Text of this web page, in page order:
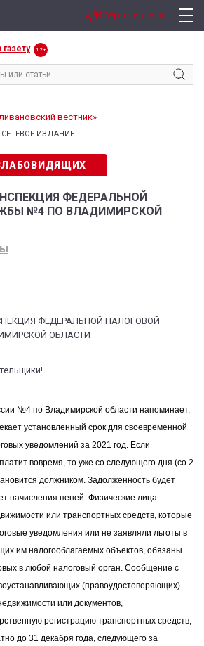
12+
СЕТЕВОЕ ИЗДАНИЕ
Обратная связь
ФЕДЕРАЛЬНОЙ
№4 ПО ВЛАДИМИРСКОЙ
№4 по Владимирской области напоминает,
установленный срок для своевременной
уведомлений за 2021 год. Если
вовремя, то уже со следующего дня (со 2
должником. Задолженность будет
начисления пеней. Физические лица –
или транспортных средств, которые
уведомления или не заявляли льготы в
им налогооблагаемых объектов, обязаны
в любой налоговый орган. Сообщение с
(правоудостоверяющих)
или документов,
регистрацию транспортных средств,
до 31 декабря года, следующего за